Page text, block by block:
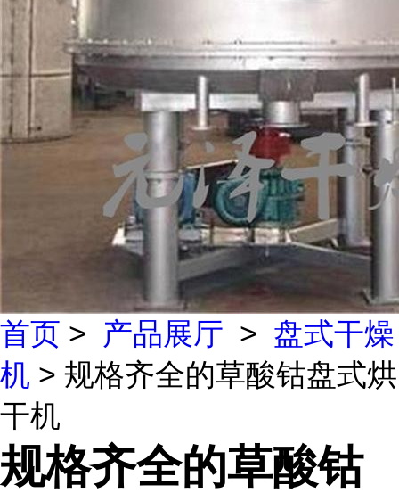
首页 > 产品展厅 > 盘式干燥
机 > 规格齐全的草酸钴盘式烘
干机
规格齐全的草酸钴